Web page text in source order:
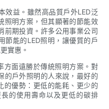
效益。雖然高品質戶外LED泛
照明方案，但其顯著的節能效
前期投資。許多公用事業公司
節能的LED照明，讓優質的戶
實惠。
方面遠勝於傳統照明方案。對
的戶外照明的人來說，最好的
的優勢：更低的能耗、更少的
的使用壽命以及更低的碳排